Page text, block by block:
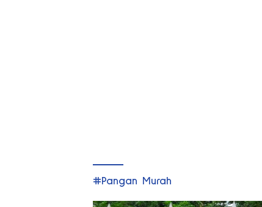
#Pangan Murah